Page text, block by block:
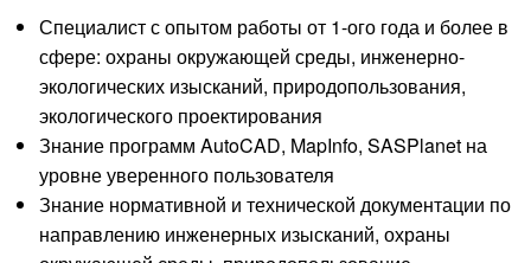
Специалист с опытом работы от 1-ого года и более в
сфере: охраны окружающей среды, инженерно-
экологических изысканий, природопользования,
экологического проектирования
Знание программ AutoCAD, MapInfo, SASPlanet на
уровне уверенного пользователя
Знание нормативной и технической документации по
направлению инженерных изысканий, охраны